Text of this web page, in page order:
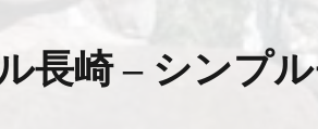
長崎 – シンプ